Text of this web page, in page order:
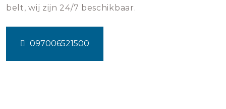
belt, wij zijn 24/7 beschikbaar.
097006521500